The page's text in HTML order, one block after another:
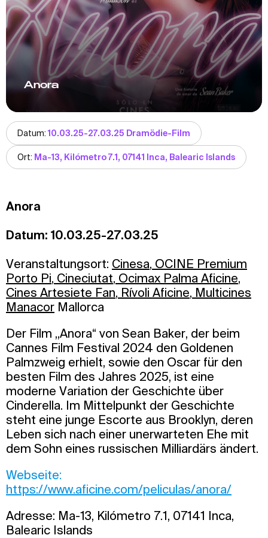
Anora
Datum:10.03.25-27.03.25 Dramödie-Film
Ort: Ma-13, Kilómetro 7.1, 07141 Inca, Balearic Islands
Anora
Datum: 10.03.25-27.03.25
Veranstaltungsort: Cinesa, OCINE Premium
Porto Pi, Cineciutat, Ocimax Palma Aficine,
Cines Artesiete Fan, Rívoli Aficine, Multicines
Manacor Mallorca
Der Film „Anora“ von Sean Baker, der beim
Cannes Film Festival 2024 den Goldenen
Palmzweig erhielt, sowie den Oscar für den
besten Film des Jahres 2025, ist eine
moderne Variation der Geschichte über
Cinderella. Im Mittelpunkt der Geschichte
steht eine junge Escorte aus Brooklyn, deren
Leben sich nach einer unerwarteten Ehe mit
dem Sohn eines russischen Milliardärs ändert.
Webseite:
https://www.aficine.com/peliculas/anora/
Adresse: Ma-13, Kilómetro 7.1, 07141 Inca,
Balearic Islands